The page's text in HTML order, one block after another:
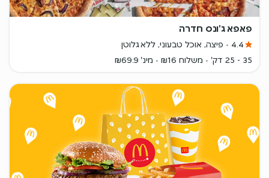
פאפא ג'ונס חדרה
4.4
פיצה, אוכל טבעוני, ללא גלוטן
35 - 25 דק'
משלוח ₪16 מינ' ₪69.9